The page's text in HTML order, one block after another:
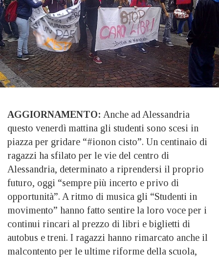
AGGIORNAMENTO: Anche ad Alessandria
questo venerdì mattina gli studenti sono scesi in
piazza per gridare “#ionon cisto”. Un centinaio di
ragazzi ha sfilato per le vie del centro di
Alessandria, determinato a riprendersi il proprio
futuro, oggi “sempre più incerto e privo di
opportunità”. A ritmo di musica gli “Studenti in
movimento” hanno fatto sentire la loro voce per i
continui rincari al prezzo di libri e biglietti di
autobus e treni. I ragazzi hanno rimarcato anche il
malcontento per le ultime riforme della scuola,